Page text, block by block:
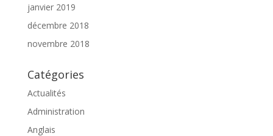
janvier 2019
décembre 2018
novembre 2018
Catégories
Actualités
Administration
Anglais